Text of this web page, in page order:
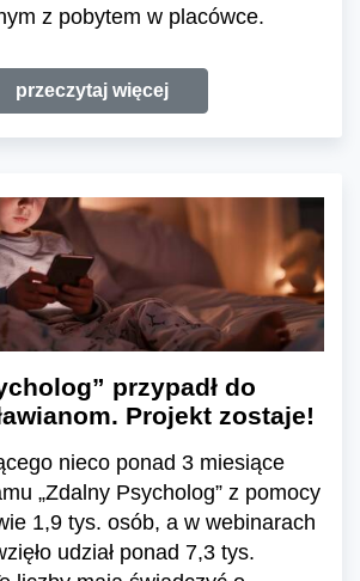
z pobytem w placówce.
przeczytaj więcej
przypadł do
Projekt zostaje!
nieco ponad 3 miesiące
„Zdalny Psycholog” z pomocy
1,9 tys. osób, a w webinarach
udział ponad 7,3 tys.